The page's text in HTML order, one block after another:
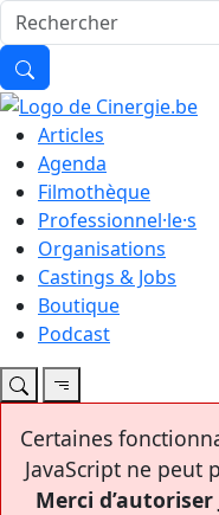
Articles
Agenda
Filmothèque
Professionnel·le·s
Organisations
Castings & Jobs
Boutique
Podcast
Certaines
JavaScript ne peut
Merci